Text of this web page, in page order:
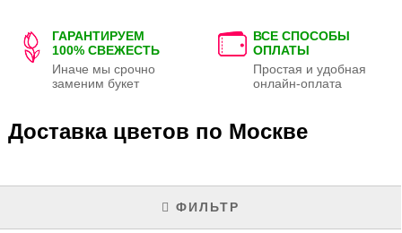
ГАРАНТИРУЕМ
100% СВЕЖЕСТЬ
Иначе мы срочно
заменим букет
ВСЕ СПОСОБЫ
ОПЛАТЫ
Простая и удобная
онлайн-оплата
Доставка цветов по Москве
ФИЛЬТР